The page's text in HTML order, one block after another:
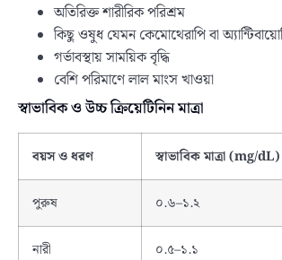
অতিরিক্ত শারীরিক পরিশ্রম
কিছু ওষুধ যেমন কেমোথেরাপি বা
গর্ভাবস্থায় সাময়িক বৃদ্ধি
বেশি পরিমাণে লাল মাংস খাওয়া
স্বাভাবিক ও উচ্চ ক্রিয়েটিনিন মাত্রা
বয়স ও ধরণ স্বাভাবিক মাত্রা (mg/dL)
পুরুষ ০.৬–১.২
নারী ০.৫–১.১